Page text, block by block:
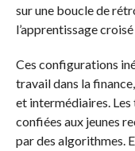
sur une boucle de
l’apprentissage
Ces configurations
travail dans la
et intermédiaires.
confiées aux jeunes
par des algorithmes.